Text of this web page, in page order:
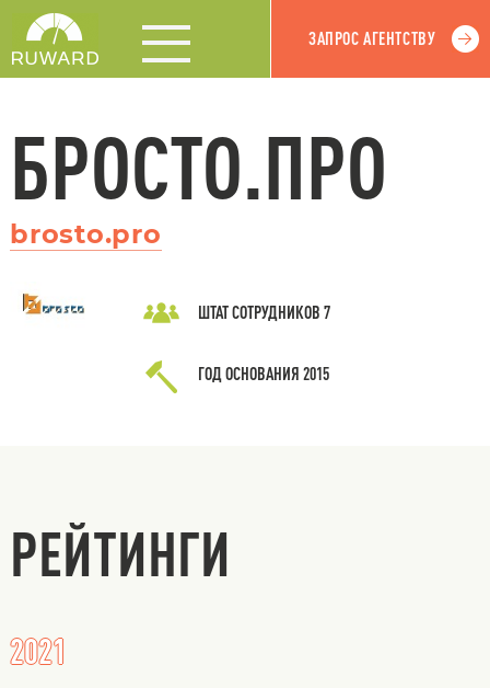
ЗАПРОС АГЕНТСТВУ
БРОСТО.ПРО
brosto.pro
ШТАТ СОТРУДНИКОВ 7
ГОД ОСНОВАНИЯ 2015
РЕЙТИНГИ
2021